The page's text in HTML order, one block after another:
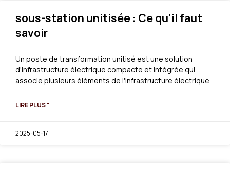
sous-station unitisée : Ce qu'il faut
savoir
Un poste de transformation unitisé est une solution
d'infrastructure électrique compacte et intégrée qui
associe plusieurs éléments de l'infrastructure électrique.
LIRE PLUS "
2025-05-17